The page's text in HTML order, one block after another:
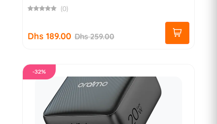
(0)
Dhs 189.00 Dhs 259.00
-32%